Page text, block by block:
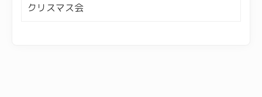
クリスマス会